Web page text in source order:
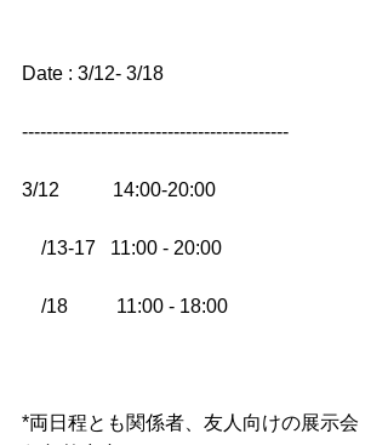
Date : 3/12- 3/18
--------------------------------------------
3/12 　　  14:00-20:00
/13-17   11:00 - 20:00
/18　 　 11:00 - 18:00
*両日程とも関係者、友人向けの展示会